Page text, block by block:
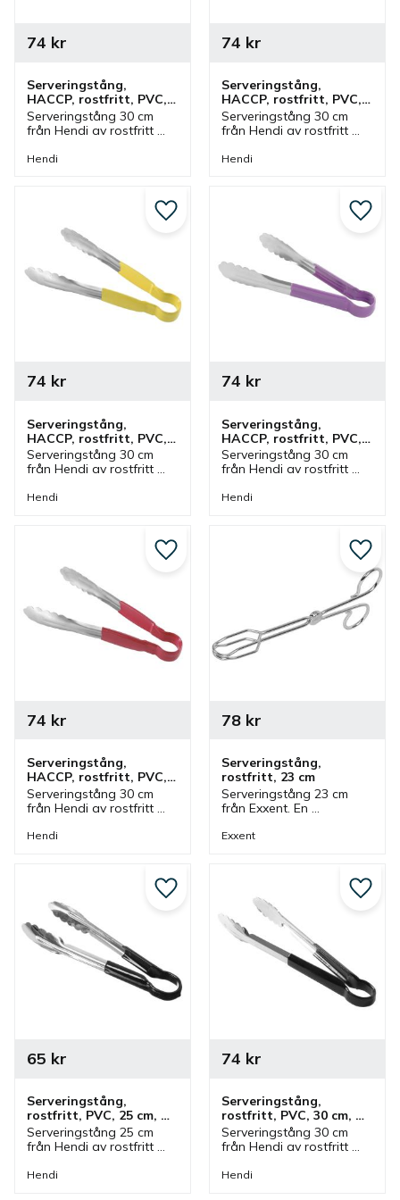
Serveringstång,
HACCP, rostfritt, PVC,
30 cm, brun
Serveringstång 30 cm
från Hendi av rostfritt
PVC i brun färg. Tång
74 kr
Hendi
Serveringstång,
HACCP, rostfritt, PVC,
30 cm, grön
Serveringstång 30 cm
från Hendi av rostfritt
PVC i grön färg. Tång
74 kr
Hendi
Serveringstång,
HACCP, rostfritt, PVC,
30 cm, gul
Serveringstång 30 cm
från Hendi av rostfritt
PVC i gul färg. Tång som
74 kr
Hendi
Lägg till i favoriter
Serveringstång,
HACCP, rostfritt, PVC,
30 cm, lila
Serveringstång 30 cm
från Hendi av rostfritt
PVC i lila färg. Tång som
74 kr
Hendi
Lägg
Serveringstång,
HACCP, rostfritt, PVC,
30 cm, röd
Serveringstång 30 cm
från Hendi av rostfritt
PVC i röd färg. Tång
74 kr
Hendi
Lägg till i favoriter
Serveringstång,
rostfritt, 23 cm
Serveringstång 23 cm
från Exxent. En
rostfritt stål som är ett
78kr
Exxent
Lägg
Serveringstång,
rostfritt, PVC, 25 cm,
svart
Serveringstång 25 cm
från Hendi av rostfritt
PVC i svart färg. Tång
65 kr
Hendi
Lägg till i favoriter
Serveringstång,
rostfritt, PVC, 30 cm,
svart
Serveringstång 30 cm
från Hendi av rostfritt
PVC i svart färg. Tång
74 kr
Hendi
Lägg